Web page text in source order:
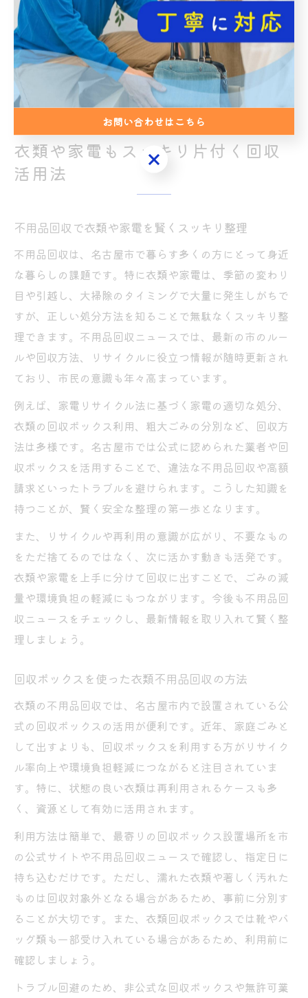
初心者の方は、公式サイトや自治体の窓口で疑問点を事
前に確認し、経験者は定期的な情報更新を心がけましょ
う。年代や利用経験に応じて、分からないことは早めに
相談し、安心・安全な不用品回収を実践していくことが
大切です。
衣類や家電もスッキリ片付く回収
活用法
不用品回収で衣類や家電を賢くスッキリ整理
不用品回収は、名古屋市で暮らす多くの方にとって身近
な暮らしの課題です。特に衣類や家電は、季節の変わり
目や引越し、大掃除のタイミングで大量に発生しがちで
すが、正しい処分方法を知ることで無駄なくスッキリ整
理できます。不用品回収ニュースでは、最新の市のルー
ルや回収方法、リサイクルに役立つ情報が随時更新され
ており、市民の意識も年々高まっています。
例えば、家電リサイクル法に基づく家電の適切な処分、
衣類の回収ボックス利用、粗大ごみの分別など、回収方
法は多様です。名古屋市では公式に認められた業者や回
収ボックスを活用することで、違法な不用品回収や高額
請求といったトラブルを避けられます。こうした知識を
持つことが、賢く安全な整理の第一歩となります。
また、リサイクルや再利用の意識が広がり、不要なもの
をただ捨てるのではなく、次に活かす動きも活発です。
衣類や家電を上手に分けて回収に出すことで、ごみの減
量や環境負担の軽減にもつながります。今後も不用品回
収ニュースをチェックし、最新情報を取り入れて賢く整
理しましょう。
回収ボックスを使った衣類不用品回収の方法
衣類の不用品回収では、名古屋市内で設置されている公
式の回収ボックスの活用が便利です。近年、家庭ごみと
して出すよりも、回収ボックスを利用する方がリサイク
ル率向上や環境負担軽減につながると注目されていま
す。特に、状態の良い衣類は再利用されるケースも多
く、資源として有効に活用されます。
利用方法は簡単で、最寄りの回収ボックス設置場所を市
の公式サイトや不用品回収ニュースで確認し、指定日に
持ち込むだけです。ただし、濡れた衣類や著しく汚れた
ものは回収対象外となる場合があるため、事前に分別す
ることが大切です。また、衣類回収ボックスでは靴やバ
ッグ類も一部受け入れている場合があるため、利用前に
確認しましょう。
トラブル回避のため、非公式な回収ボックスや無許可業
お問い合わせはこちら
お問い合わせはこちら